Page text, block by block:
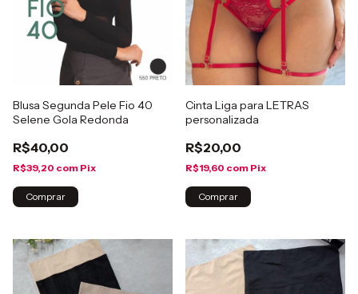
Blusa Segunda Pele Fio 40
Selene Gola Redonda
R$40,00
R$39,20 com Pix
Comprar
Cinta Liga para LETRAS
personalizada
R$20,00
R$19,60 com Pix
Comprar